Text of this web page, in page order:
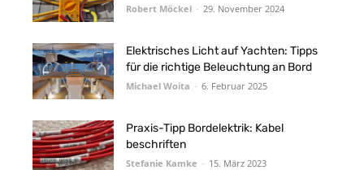
Robert Möckel - 29. November 2024
Elektrisches Licht auf Yachten: Tipps
für die richtige Beleuchtung an Bord
Michael Woita - 6. Februar 2025
Praxis-Tipp Bordelektrik: Kabel
beschriften
Stefanie Kamke - 15. März 2023